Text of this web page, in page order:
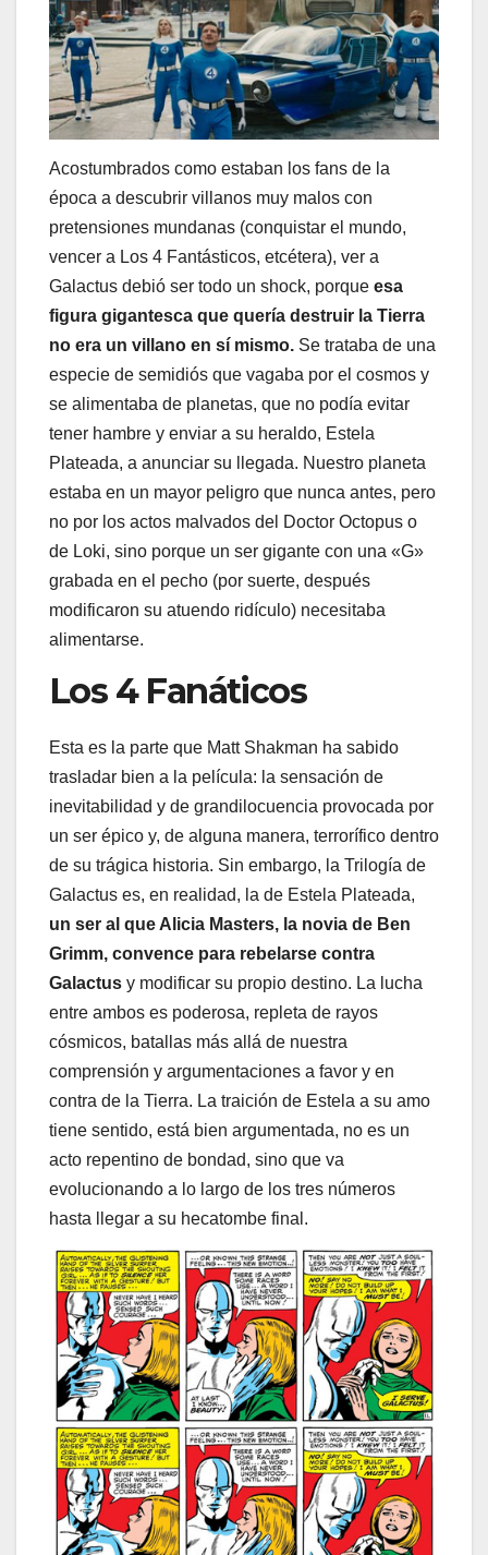
Acostumbrados como estaban los fans de la
época a descubrir villanos muy malos con
pretensiones mundanas (conquistar el mundo,
vencer a Los 4 Fantásticos, etcétera), ver a
Galactus debió ser todo un shock, porque esa
figura gigantesca que quería destruir la Tierra
no era un villano en sí mismo. Se trataba de una
especie de semidiós que vagaba por el cosmos y
se alimentaba de planetas, que no podía evitar
tener hambre y enviar a su heraldo, Estela
Plateada, a anunciar su llegada. Nuestro planeta
estaba en un mayor peligro que nunca antes, pero
no por los actos malvados del Doctor Octopus o
de Loki, sino porque un ser gigante con una «G»
grabada en el pecho (por suerte, después
modificaron su atuendo ridículo) necesitaba
alimentarse.
Los 4 Fanáticos
Esta es la parte que Matt Shakman ha sabido
trasladar bien a la película: la sensación de
inevitabilidad y de grandilocuencia provocada por
un ser épico y, de alguna manera, terrorífico dentro
de su trágica historia. Sin embargo, la Trilogía de
Galactus es, en realidad, la de Estela Plateada,
un ser al que Alicia Masters, la novia de Ben
Grimm, convence para rebelarse contra
Galactus y modificar su propio destino. La lucha
entre ambos es poderosa, repleta de rayos
cósmicos, batallas más allá de nuestra
comprensión y argumentaciones a favor y en
contra de la Tierra. La traición de Estela a su amo
tiene sentido, está bien argumentada, no es un
acto repentino de bondad, sino que va
evolucionando a lo largo de los tres números
hasta llegar a su hecatombe final.